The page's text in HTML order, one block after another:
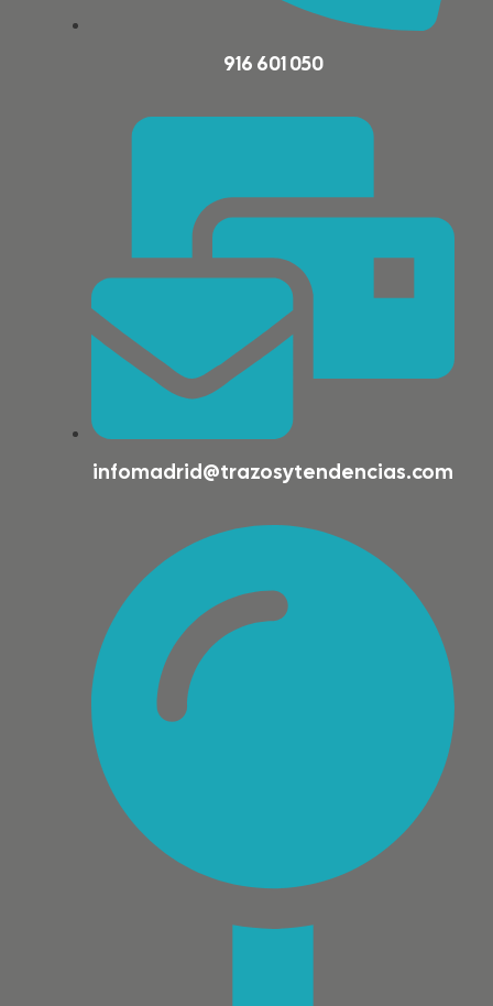
916 601 050
infomadrid@trazosytendencias.com